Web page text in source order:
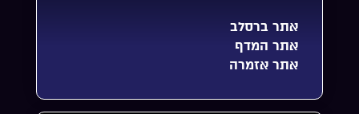
אתר ברסלב
אתר המדף
אתר אזמרה